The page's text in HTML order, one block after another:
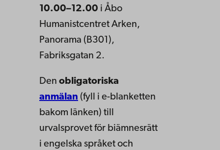
10.00–12.00 i Åbo
Humanistcentret Arken,
Panorama (B301),
Fabriksgatan 2.
Den obligatoriska
anmälan (fyll i e-blanketten
bakom länken) till
urvalsprovet för biämnesrätt
i engelska språket och